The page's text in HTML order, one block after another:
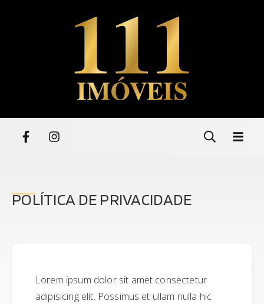
POLÍTICA DE PRIVACIDADE
Lorem ipsum dolor sit amet consectetur
adipisicing elit. Possimus et ullam nulla hic